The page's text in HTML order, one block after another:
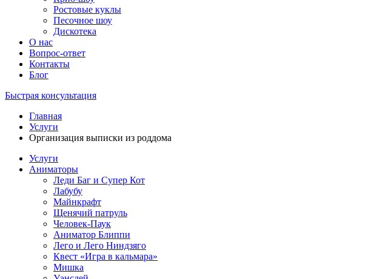
Ростовые куклы
Песочное шоу
Дискотека
О нас
Вопрос-ответ
Контакты
Блог
Быстрая консультация
Главная
Услуги
Организация выписки из роддома
Услуги
Аниматоры
Леди Баг и Супер Кот
Лабубу
Майнкрафт
Щенячий патруль
Человек-Паук
Аниматор Блиппи
Лего и Лего Ниндзяго
Квест «Игра в кальмара»
Мишка